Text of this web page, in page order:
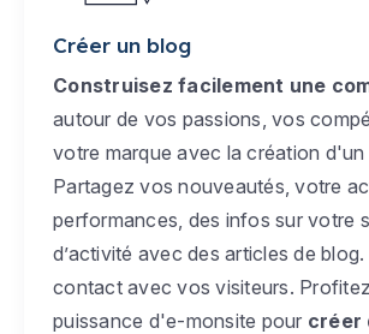
Créer un blog
Construisez facilement une
autour de vos passions, vos
votre marque avec la création d'un
Partagez vos nouveautés, votre
performances, des infos sur votre
d’activité avec des articles de
contact avec vos visiteurs.
puissance d'e-monsite pour créer